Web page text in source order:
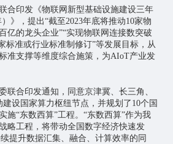
合印发《物联网新型基础设施建设三年
》，提出“截至2023年底将推动10家物
亿的龙头企业”“实现物联网连接数突破
标准或行业标准制修订”等发展目标，从
准支撑等维度综合施策，为AIoT产业发
联合印发通知，同意京津冀、长三角、
设国家算力枢纽节点，并规划了10个国
施“东数西算”工程。“东数西算”作为我
略工程，将带动全国数字经济快速发
提升数据汇集、融合、计算效率的同